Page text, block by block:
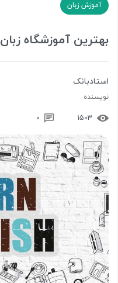
آموزش زبان
بهترین آموزشگاه زبان
استادبانک
نویسنده
1503
0